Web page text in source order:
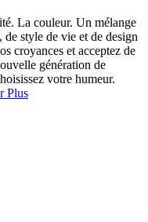
La couleur. Un mélange
style de vie et de design
croyances et acceptez de
génération de
votre humeur.
Plus